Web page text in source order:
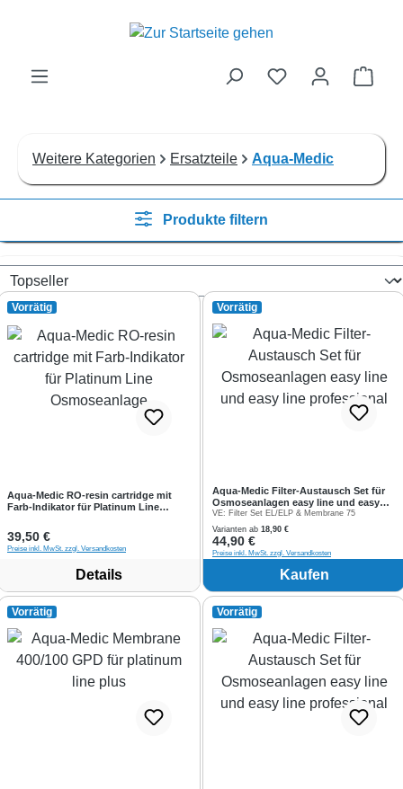
Zum Hauptinhalt springen
Weitere Kategorien Ersatzteile Aqua-Medic
Produkte filtern
Vorrätig
Aqua-Medic RO-resin cartridge mit
Farb-Indikator für Platinum Line
Regulärer Preis:
39,50 €
Preise inkl. MwSt. zzgl. Versandkosten
Details
Vorrätig
Aqua-Medic Filter-Austausch Set für
Osmoseanlagen easy line und easy
line professional
VE: Filter Set EL/ELP & Membrane 75
Varianten ab 18,90 €
Regulärer Preis:
44,90 €
Preise inkl. MwSt. zzgl. Versandkosten
Kaufen
Vorrätig Vorrätig